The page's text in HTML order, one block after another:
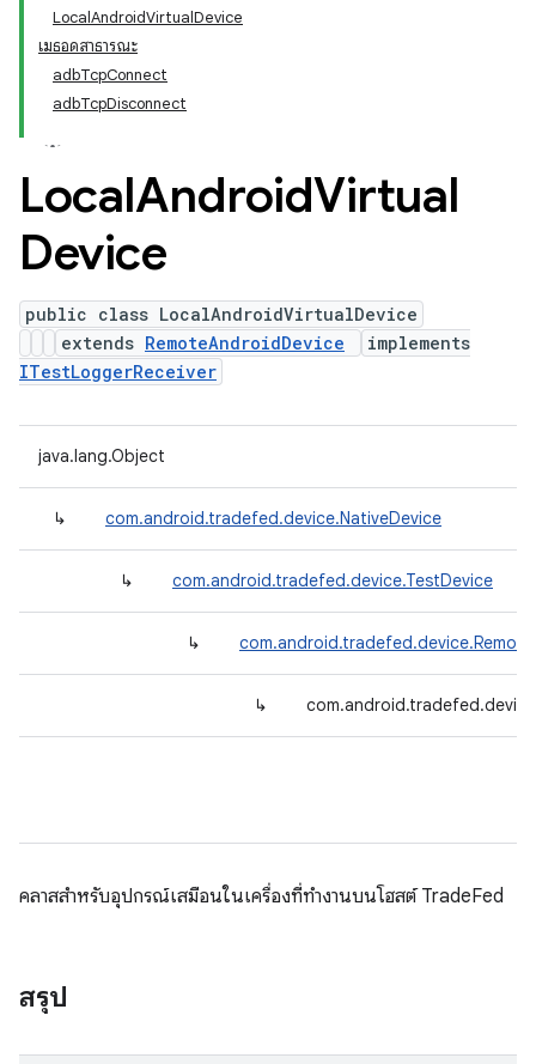
LocalAndroidVirtualDevice
เมธอดสาธารณะ
adbTcpConnect
adbTcpDisconnect
LocalAndroidVirtual
Device
public class LocalAndroidVirtualDevice
extends RemoteAndroidDevice
implements
ITestLoggerReceiver
java.lang.Object
↳ com.android.tradefed.device.NativeDevice
↳ com.android.tradefed.device.TestDevice
↳
↳
คลาสสำหรับอุปกรณ์เสมือนในเครื่องที่ทำงานบนโฮสต์ TradeFed
สรุป